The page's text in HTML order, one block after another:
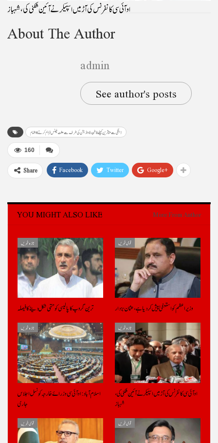
او آئی سی کانفرنس کی آڑ میں اسپیکر نے آئین شکنی کی، شہباز
About The Author
admin
See author's posts
ڈینگی سے متاثرین کیلئے فاطمید فاونڈیشن کی طرف سے مفت پلیٹس فراہم کرنے کا اہتمام
160
Share Facebook Twitter Google+
YOU MIGHT ALSO LIKE More From Author
تازہ خبریں
ترین گروپ کا پالیسی کو حتمی شکل دینے کا فیصلہ
قومی خبریں
وزیراعظم کو استعفیٰ پیش کر دیا ہے، عثمان بزدار
تازہ خبریں
اسلام آباد: او آئی سی وزرائے خارجہ کونسل اجلاس
جاری
تازہ خبریں
او آئی سی کانفرنس کی آڑ میں اسپیکر نے آئین شکنی کی،
شہباز
قومی خبریں قومی خبریں